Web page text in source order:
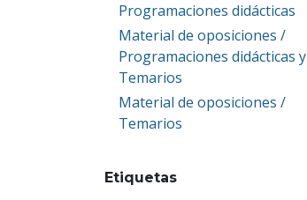
Programaciones didácticas
Material de oposiciones /
Programaciones didácticas y
Temarios
Material de oposiciones /
Temarios
Etiquetas